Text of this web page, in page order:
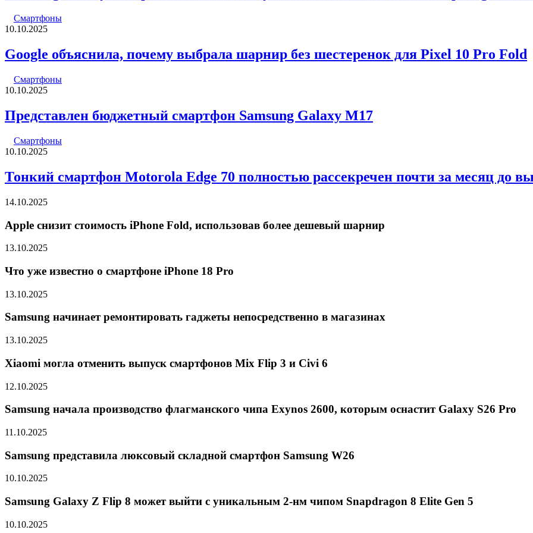
Смартфоны
10.10.2025
Google объяснила, почему выбрала шарнир без шестеренок для Pixel 10 Pro Fold
Смартфоны
10.10.2025
Представлен бюджетный смартфон Samsung Galaxy M17
Смартфоны
10.10.2025
Тонкий смартфон Motorola Edge 70 полностью рассекречен почти за месяц до
14.10.2025
Apple снизит стоимость iPhone Fold, использовав более дешевый шарнир
13.10.2025
Что уже известно о смартфоне iPhone 18 Pro
13.10.2025
Samsung начинает ремонтировать гаджеты непосредственно в магазинах
13.10.2025
Xiaomi могла отменить выпуск смартфонов Mix Flip 3 и Civi 6
12.10.2025
Samsung начала производство флагманского чипа Exynos 2600, которым оснастит Galaxy S26 Pro
11.10.2025
Samsung представила люксовый складной смартфон Samsung W26
10.10.2025
Samsung Galaxy Z Flip 8 может выйти с уникальным 2-нм чипом Snapdragon 8 Elite Gen 5
10.10.2025